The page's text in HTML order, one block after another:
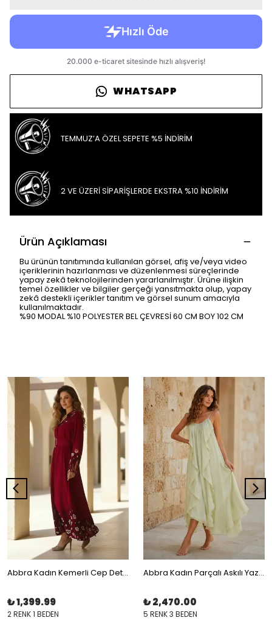
WHATSAPP
TEMMUZ’A ÖZEL SEPETE %5 İNDİRİM
2 VE ÜZERİ SİPARİŞLERDE EKSTRA %10 İNDİRİM
Ürün Açıklaması
Bu ürünün tanıtımında kullanılan görsel, afiş ve/veya video
içeriklerinin hazırlanması ve düzenlenmesi süreçlerinde
yapay zekâ teknolojilerinden yararlanılmıştır. Ürüne ilişkin
temel özellikler ve bilgiler gerçeği yansıtmakta olup, yapay
zekâ destekli içerikler tanıtım ve görsel sunum amacıyla
kullanılmaktadır.
%90 MODAL %10 POLYESTER BEL ÇEVRESİ 60 CM BOY 102 CM
Abbra Kadın Kemerli Cep Detaylı Salaş %100 Viskon Yazlık Elbise
₺ 1,399.99
2 RENK 1 BEDEN
Abbra Kadın Parçalı Askılı Yazlık Elbise
₺ 2,470.00
5 RENK 3 BEDEN